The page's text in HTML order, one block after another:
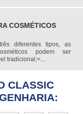
COSMÉTICOS
diferentes tipos, as
podem ser
tradicional;<...
CLASSIC